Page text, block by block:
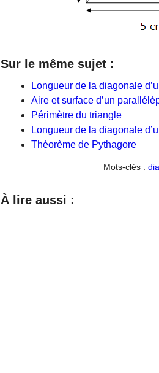
Sur le même sujet :
Longueur de la diagonale
Aire et surface d’un
Périmètre du triangle
Longueur de la diagonale
Théorème de Pythagore
Mots-clés :
À lire aussi :